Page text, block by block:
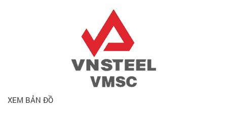
XEM BẢN ĐỒ